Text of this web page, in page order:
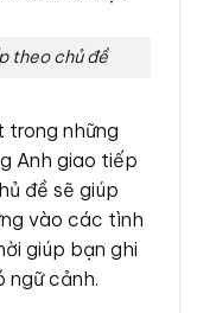
theo chủ đề
trong những
Anh giao tiếp
đề sẽ giúp
vào các tình
giúp bạn ghi
ngữ cảnh.